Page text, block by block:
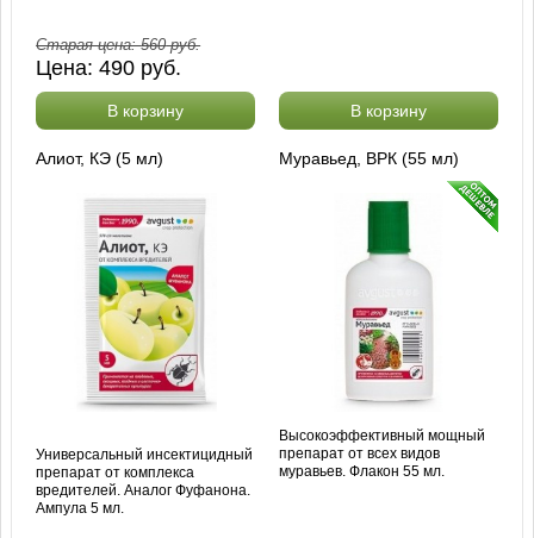
Старая цена:560руб.
Цена:490 руб.
В корзину В корзину
Алиот, КЭ (5 мл)
Универсальный инсектицидный
препарат от комплекса
вредителей. Аналог Фуфанона.
Ампула 5 мл.
Муравьед, ВРК (55 мл)
Высокоэффективный мощный
препарат от всех видов
муравьев. Флакон 55 мл.